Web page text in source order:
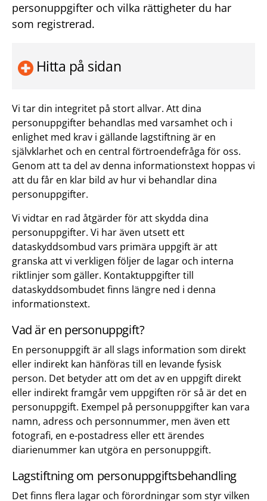
personuppgifter och vilka rättigheter du har
som registrerad.
Hitta på sidan
Vi tar din integritet på stort allvar. Att dina
personuppgifter behandlas med varsamhet och i
enlighet med krav i gällande lagstiftning är en
självklarhet och en central förtroendefråga för oss.
Genom att ta del av denna informationstext hoppas vi
att du får en klar bild av hur vi behandlar dina
personuppgifter.
Vi vidtar en rad åtgärder för att skydda dina
personuppgifter. Vi har även utsett ett
dataskyddsombud vars primära uppgift är att
granska att vi verkligen följer de lagar och interna
riktlinjer som gäller. Kontaktuppgifter till
dataskyddsombudet finns längre ned i denna
informationstext.
Vad är en personuppgift?
En personuppgift är all slags information som direkt
eller indirekt kan hänföras till en levande fysisk
person. Det betyder att om det av en uppgift direkt
eller indirekt framgår vem uppgiften rör så är det en
personuppgift. Exempel på personuppgifter kan vara
namn, adress och personnummer, men även ett
fotografi, en e-postadress eller ett ärendes
diarienummer kan utgöra en personuppgift.
Lagstiftning om personuppgiftsbehandling
Det finns flera lagar och förordningar som styr vilken